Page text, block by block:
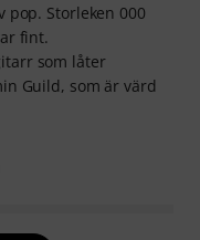
pop. Storleken 000
fint.
som låter
Guild, som är värd